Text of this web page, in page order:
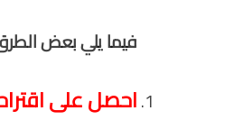
فيما يلي بعض
احصل على